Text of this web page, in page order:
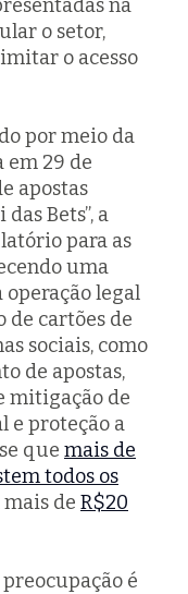
na
o setor,
o acesso
por meio da
em 29 de
apostas
Bets”, a
para as
uma
operação legal
de cartões de
sociais, como
de apostas,
mitigação de
e proteção a
que mais de
todos os
de R$20
é